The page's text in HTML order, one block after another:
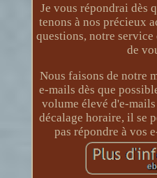
Je vous répondrai dès
tenons à nos précieux
questions, notre
de
Nous faisons de notre
e-mails dès que
volume élevé d'e-
décalage horaire, il se
pas répondre à vos